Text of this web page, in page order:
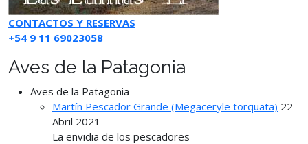
CONTACTOS Y RESERVAS
+54 9 11 69023058
Aves de la Patagonia
Aves de la Patagonia
Martín Pescador Grande (Megaceryle torquata) 22
Abril 2021
La envidia de los pescadores